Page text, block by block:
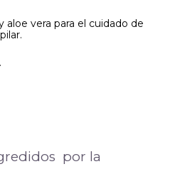
vera para el cuidado de
por la